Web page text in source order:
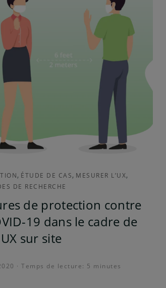
, ÉTUDE DE CAS, MESURER L’UX,
DE RECHERCHE
de protection contre
19 dans le cadre de
sur site
· Temps de lecture: 5 minutes